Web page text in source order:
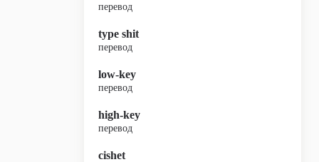
перевод
type shit
перевод
low-key
перевод
high-key
перевод
cishet